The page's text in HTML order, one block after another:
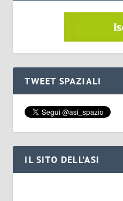
TWEET SPAZIALI
IL SITO DELL’ASI